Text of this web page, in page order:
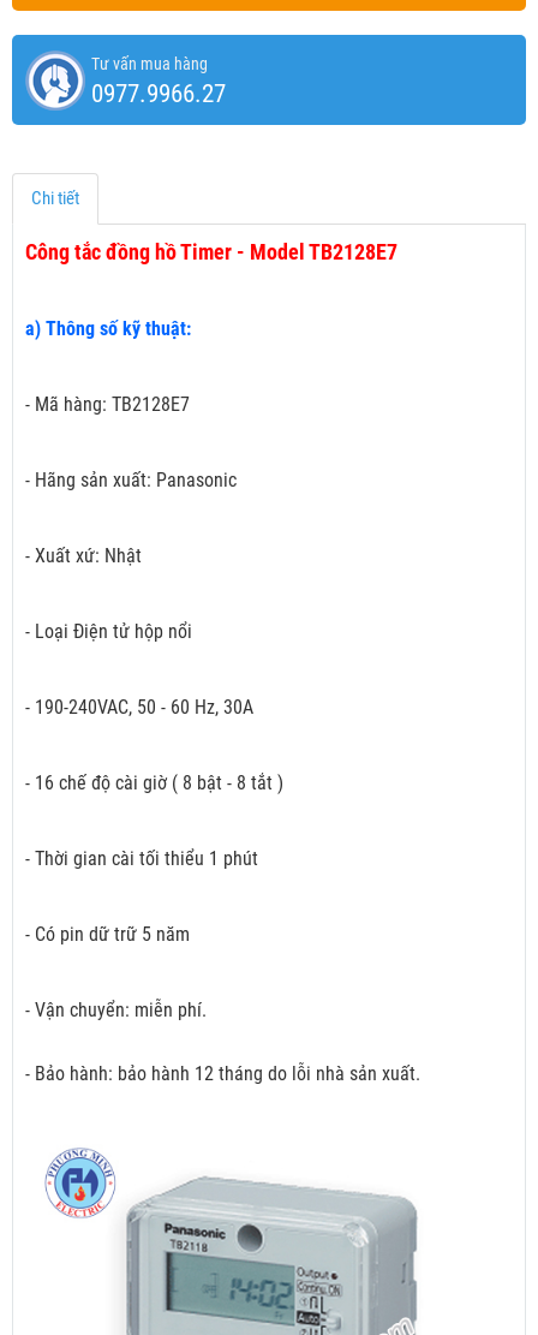
Tư vấn mua hàng
0977.9966.27
Chi tiết
Công tắc đồng hồ Timer - Model TB2128E7
a) Thông số kỹ thuật:
- Mã hàng: TB2128E7
- Hãng sản xuất: Panasonic
- Xuất xứ: Nhật
- Loại Điện tử hộp nổi
- 190-240VAC, 50 - 60 Hz, 30A
- 16 chế độ cài giờ ( 8 bật - 8 tắt )
- Thời gian cài tối thiểu 1 phút
- Có pin dữ trữ 5 năm
- Vận chuyển: miễn phí.
- Bảo hành: bảo hành 12 tháng do lỗi nhà sản xuất.